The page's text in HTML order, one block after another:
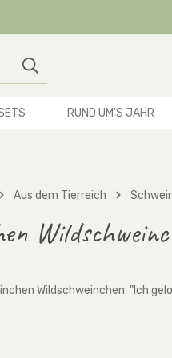
RUND UM'S JAHR
Aus dem Tierreich